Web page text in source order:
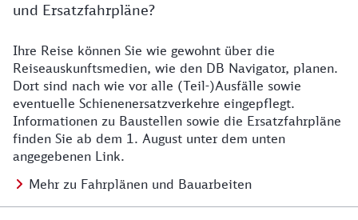
und Ersatzfahrpläne?
Details zu Baustelle
Ihre Reise können Sie wie gewohnt über die
Reiseauskunftsmedien, wie den DB Navigator, planen.
Dort sind nach wie vor alle (Teil-)Ausfälle sowie
eventuelle Schienenersatzverkehre eingepflegt.
Informationen zu Baustellen sowie die Ersatzfahrpläne
finden Sie ab dem 1. August unter dem unten
angegebenen Link.
Mehr zu Fahrplänen und Bauarbeiten